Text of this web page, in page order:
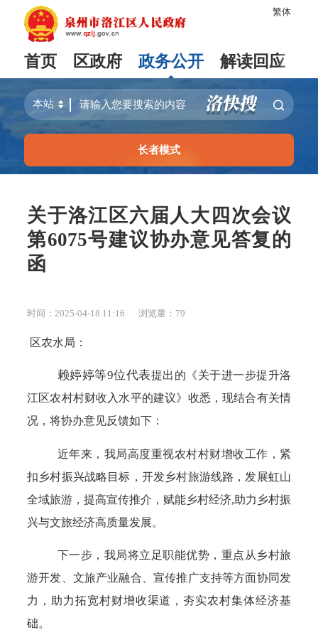
繁体
首页 区政府 政务公开 解读回应
长者模式
关于洛江区六届人大四次会议
第6075号建议协办意见答复的
函
时间：2025-04-18 11:16 浏览量： 79
区农水局 ：
赖婷婷等9位代表提出的《关于进一步提升洛
江区农村村财收入水平的建议》收悉 ，现结合有关情
况，将协办意见反馈如下：
近年来，我局高度重视农村村财增收工作，紧
扣乡村振兴战略目标，开发乡村旅游线路，发展虹山
全域旅游，提高宣传推介，赋能乡村经济,助力乡村振
兴与文旅经济高质量发展。
下一步， 我局将立足职能优势，重点从乡村旅
游开发、文旅产业融合、宣传推广支持等方面协同发
力，助力拓宽村财增收渠道，夯实农村集体经济基
础。